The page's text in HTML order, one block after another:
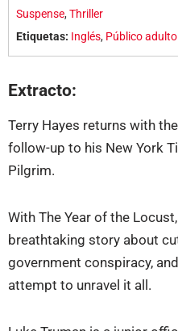
Suspense,Thriller
Etiquetas: Inglés, Público adulto
Extracto:
Terry Hayes returns with
follow-up to his New York
Pilgrim.
With The Year of the
breathtaking story about
government conspiracy,
attempt to unravel it all.